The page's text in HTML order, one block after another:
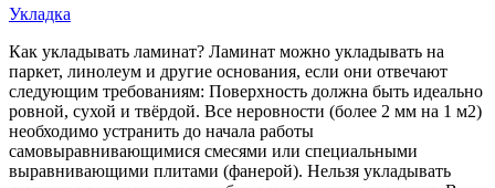
Укладка
Как укладывать ламинат? Ламинат можно укладывать на
паркет, линолеум и другие основания, если они отвечают
следующим требованиям: Поверхность должна быть идеально
ровной, сухой и твёрдой. Все неровности (более 2 мм на 1 м2)
необходимо устранить до начала работы
самовыравнивающимися смесями или специальными
выравнивающими плитами (фанерой). Нельзя укладывать